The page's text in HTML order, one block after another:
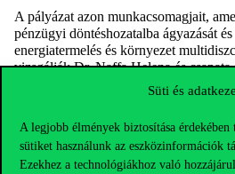
Süti és
A legjobb élmények biztosítása
sütiket használunk az eszközinformációk
Ezekhez a technológiákhoz való
A pályázat azon munkacsomagjait,
pénzügyi döntéshozatalba ágyazását
energiatermelés és környezet
vizsgálják Dr. Naffa Helena és
Yusifzada, Csóka Péter, Juhász Péter,
Egyetem) szenior kutatástámogatási
adatkezelési munkatárs és Xingling